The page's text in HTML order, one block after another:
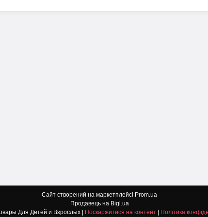
Сайт створений на маркетплейсі Prom.ua
Продавець на Bigl.ua
DETI TOYS Товары Для Детей и Взрослых | Поскаржитися на контент | Політика